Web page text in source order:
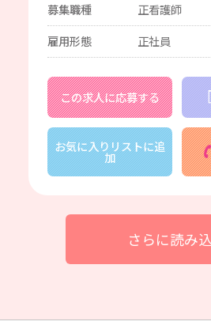
募集職種
正看護師
雇用形態
正社員
この求人に応募する
お気に入りリストに追
加
さらに読み